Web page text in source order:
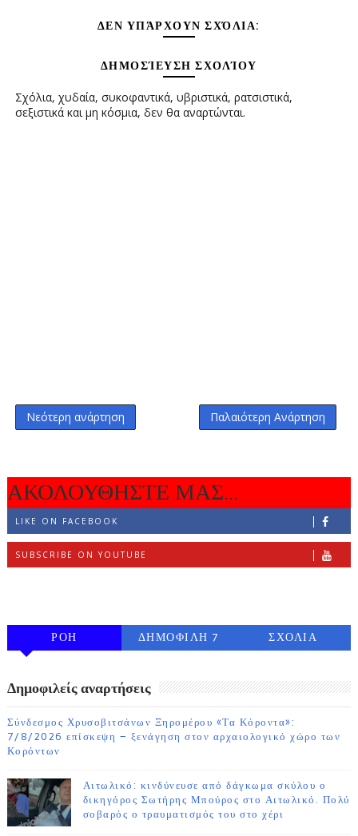
ΔΕΝ ΥΠΆΡΧΟΥΝ ΣΧΌΛΙΑ:
ΔΗΜΟΣΊΕΥΣΗ ΣΧΟΛΊΟΥ
Σχόλια, χυδαία, συκοφαντικά, υβριστικά, ρατσιστικά,
σεξιστικά και μη κόσμια, δεν θα αναρτώνται.
Νεότερη ανάρτηση Παλαιότερη Ανάρτηση
ΑΚΟΛΟΥΘΗΣΤΕ ΜΑΣ...
LIKE ON FACEBOOK
SUBSCRIBE ON YOUTUBE
ΡΟΗ
ΔΗΜΟΦΙΛΗ 7
ΣΧΟΛΙΑ
Δημοφιλείς αναρτήσεις
Σύνδεσμος Χρυσοβιτσάνων Ξηρομέρου «Τα Κόροντα»:
7/8/2026 επίσκεψη – ξενάγηση στον αρχαιολογικό χώρο των
Κορόντων
Αιτωλικό: κινδύνευσε από δάγκωμα σκύλου ο
δικηγόρος Σωτήρης Μπούρος στο Αιτωλικό. Πολύ
σοβαρός ο τραυματισμός του στο χέρι